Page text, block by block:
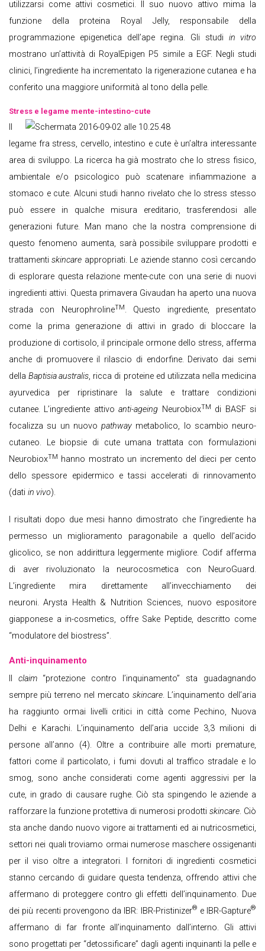
utilizzarsi come attivi cosmetici. Il suo nuovo attivo mima la
funzione della proteina Royal Jelly, responsabile della
programmazione epigenetica dell’ape regina. Gli studi in vitro
mostrano un’attività di RoyalEpigen P5 simile a EGF. Negli studi
clinici, l’ingrediente ha incrementato la rigenerazione cutanea e ha
conferito una maggiore uniformità al tono della pelle.
Stress e legame mente-intestino-cute
legame fra stress, cervello, intestino e cute è un’altra interessante
area di sviluppo. La ricerca ha già mostrato che lo stress fisico,
ambientale e/o psicologico può scatenare infiammazione a
stomaco e cute. Alcuni studi hanno rivelato che lo stress stesso
può essere in qualche misura ereditario, trasferendosi alle
generazioni future. Man mano che la nostra comprensione di
questo fenomeno aumenta, sarà possibile sviluppare prodotti e
trattamentiskincare appropriati. Le aziende stanno così cercando
di esplorare questa relazione mente-cute con una serie di nuovi
ingredienti attivi. Questa primavera Givaudan ha aperto una nuova
strada con NeurophrolineTM. Questo ingrediente, presentato
come la prima generazione di attivi in grado di bloccare la
produzione di cortisolo, il principale ormone dello stress, afferma
anche di promuovere il rilascio di endorfine. Derivato dai semi
dellaBaptisia australis, ricca di proteine ed utilizzata nella medicina
ayurvedica per ripristinare la salute e trattare condizioni
cutanee. L’ingrediente attivoanti-ageing NeurobioxTM
di BASF si
focalizza su un nuovo pathway metabolico, lo scambio neuro-
cutaneo. Le biopsie di cute umana trattata con formulazioni
NeurobioxTM hanno mostrato un incremento del dieci per cento
dello spessore epidermico e tassi accelerati di rinnovamento
(dati in vivo).
I risultati dopo due mesi hanno dimostrato che l’ingrediente ha
permesso un miglioramento paragonabile a quello dell’acido
glicolico, se non addirittura leggermente migliore. Codif afferma
di aver rivoluzionato la neurocosmetica con NeuroGuard.
L’ingrediente mira direttamente all’invecchiamento dei
neuroni. Arysta Health & Nutrition Sciences, nuovo espositore
giapponese a in-cosmetics, offre Sake Peptide, descritto come
“modulatore del biostress”.
Anti-inquinamento
claim “protezione contro l’inquinamento” sta guadagnando
sempre più terreno nel mercato skincare. L’inquinamento dell’aria
ha raggiunto ormai livelli critici in città come Pechino, Nuova
Delhi e Karachi. L’inquinamento dell’aria uccide 3,3 milioni di
persone all’anno (4). Oltre a contribuire alle morti premature,
fattori come il particolato, i fumi dovuti al traffico stradale e lo
smog, sono anche considerati come agenti aggressivi per la
cute, in grado di causare rughe. Ciò sta spingendo le aziende a
rafforzare la funzione protettiva di numerosi prodotti skincare. Ciò
sta anche dando nuovo vigore ai trattamenti ed ai nutricosmetici,
settori nei quali troviamo ormai numerose maschere ossigenanti
per il viso oltre a integratori. I fornitori di ingredienti cosmetici
stanno cercando di guidare questa tendenza, offrendo attivi che
affermano di proteggere contro gli effetti dell’inquinamento. Due
dei più recenti provengono da IBR: IBR-Pristinizer® e IBR-Gapture®
affermano di far fronte all’inquinamento dall’interno. Gli attivi
sono progettati per “detossificare” dagli agenti inquinanti la pelle e